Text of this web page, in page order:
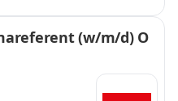
(w/m/d) O